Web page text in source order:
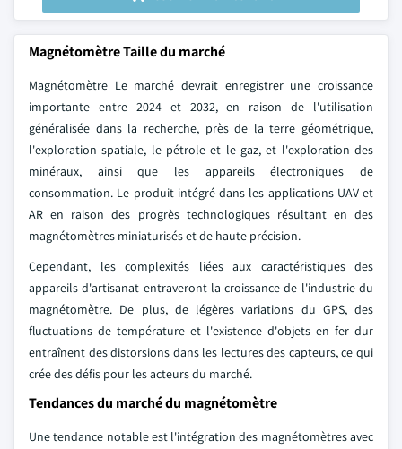
Magnétomètre Taille du marché
Magnétomètre Le marché devrait enregistrer une croissance
importante entre 2024 et 2032, en raison de l'utilisation
généralisée dans la recherche, près de la terre géométrique,
l'exploration spatiale, le pétrole et le gaz, et l'exploration des
minéraux, ainsi que les appareils électroniques de
consommation. Le produit intégré dans les applications UAV et
AR en raison des progrès technologiques résultant en des
magnétomètres miniaturisés et de haute précision.
Cependant, les complexités liées aux caractéristiques des
appareils d'artisanat entraveront la croissance de l'industrie du
magnétomètre. De plus, de légères variations du GPS, des
fluctuations de température et l'existence d'objets en fer dur
entraînent des distorsions dans les lectures des capteurs, ce qui
crée des défis pour les acteurs du marché.
Tendances du marché du magnétomètre
Une tendance notable est l'intégration des magnétomètres avec